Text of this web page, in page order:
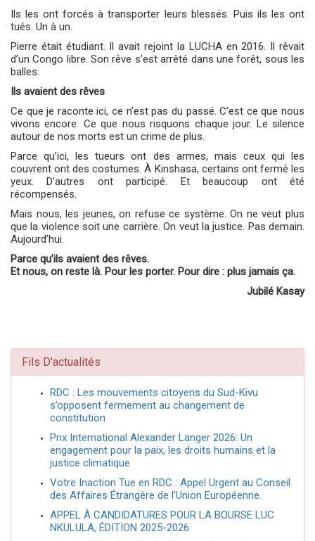
Ils les ont forcés à transporter leurs blessés. Puis ils les ont
tués. Un à un.
Pierre était étudiant. Il avait rejoint la LUCHA en 2016. Il rêvait
d’un Congo libre. Son rêve s’est arrêté dans une forêt, sous les
balles.
Ils avaient des rêves
Ce que je raconte ici, ce n’est pas du passé. C’est ce que nous
vivons encore. Ce que nous risquons chaque jour. Le silence
autour de nos morts est un crime de plus.
Parce qu’ici, les tueurs ont des armes, mais ceux qui les
couvrent ont des costumes. À Kinshasa, certains ont fermé les
yeux. D’autres ont participé. Et beaucoup ont été
récompensés.
Mais nous, les jeunes, on refuse ce système. On ne veut plus
que la violence soit une carrière. On veut la justice. Pas demain.
Aujourd’hui.
Parce qu’ils avaient des rêves.
Et nous, on reste là. Pour les porter. Pour dire : plus jamais ça.
Jubilé Kasay
Fils D'actualités
RDC : Les mouvements citoyens du Sud-Kivu
s’opposent fermement au changement de
constitution
Prix International Alexander Langer 2026: Un
engagement pour la paix, les droits humains et la
justice climatique
Votre Inaction Tue en RDC : Appel Urgent au Conseil
des Affaires Étrangère de l’Union Européenne.
APPEL À CANDIDATURES POUR LA BOURSE LUC
NKULULA, ÉDITION 2025-2026